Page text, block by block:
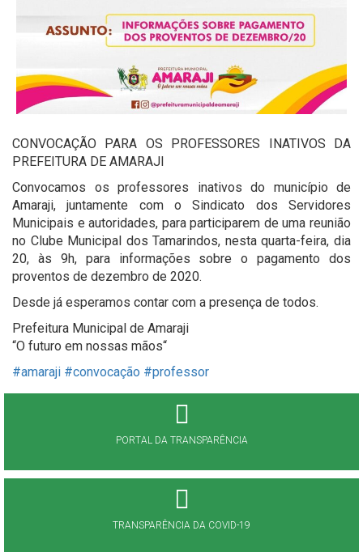
CONVOCAÇÃO PARA OS PROFESSORES INATIVOS DA
PREFEITURA DE AMARAJI
Convocamos os professores inativos do município de
Amaraji, juntamente com o Sindicato dos Servidores
Municipais e autoridades, para participarem de uma reunião
no Clube Municipal dos Tamarindos, nesta quarta-feira, dia
20, às 9h, para informações sobre o pagamento dos
proventos de dezembro de 2020.
Desde já esperamos contar com a presença de todos.
Prefeitura Municipal de Amaraji
“O futuro em nossas mãos“
#amaraji #convocação #professor
PORTAL DA TRANSPARÊNCIA
TRANSPARÊNCIA DA COVID-19